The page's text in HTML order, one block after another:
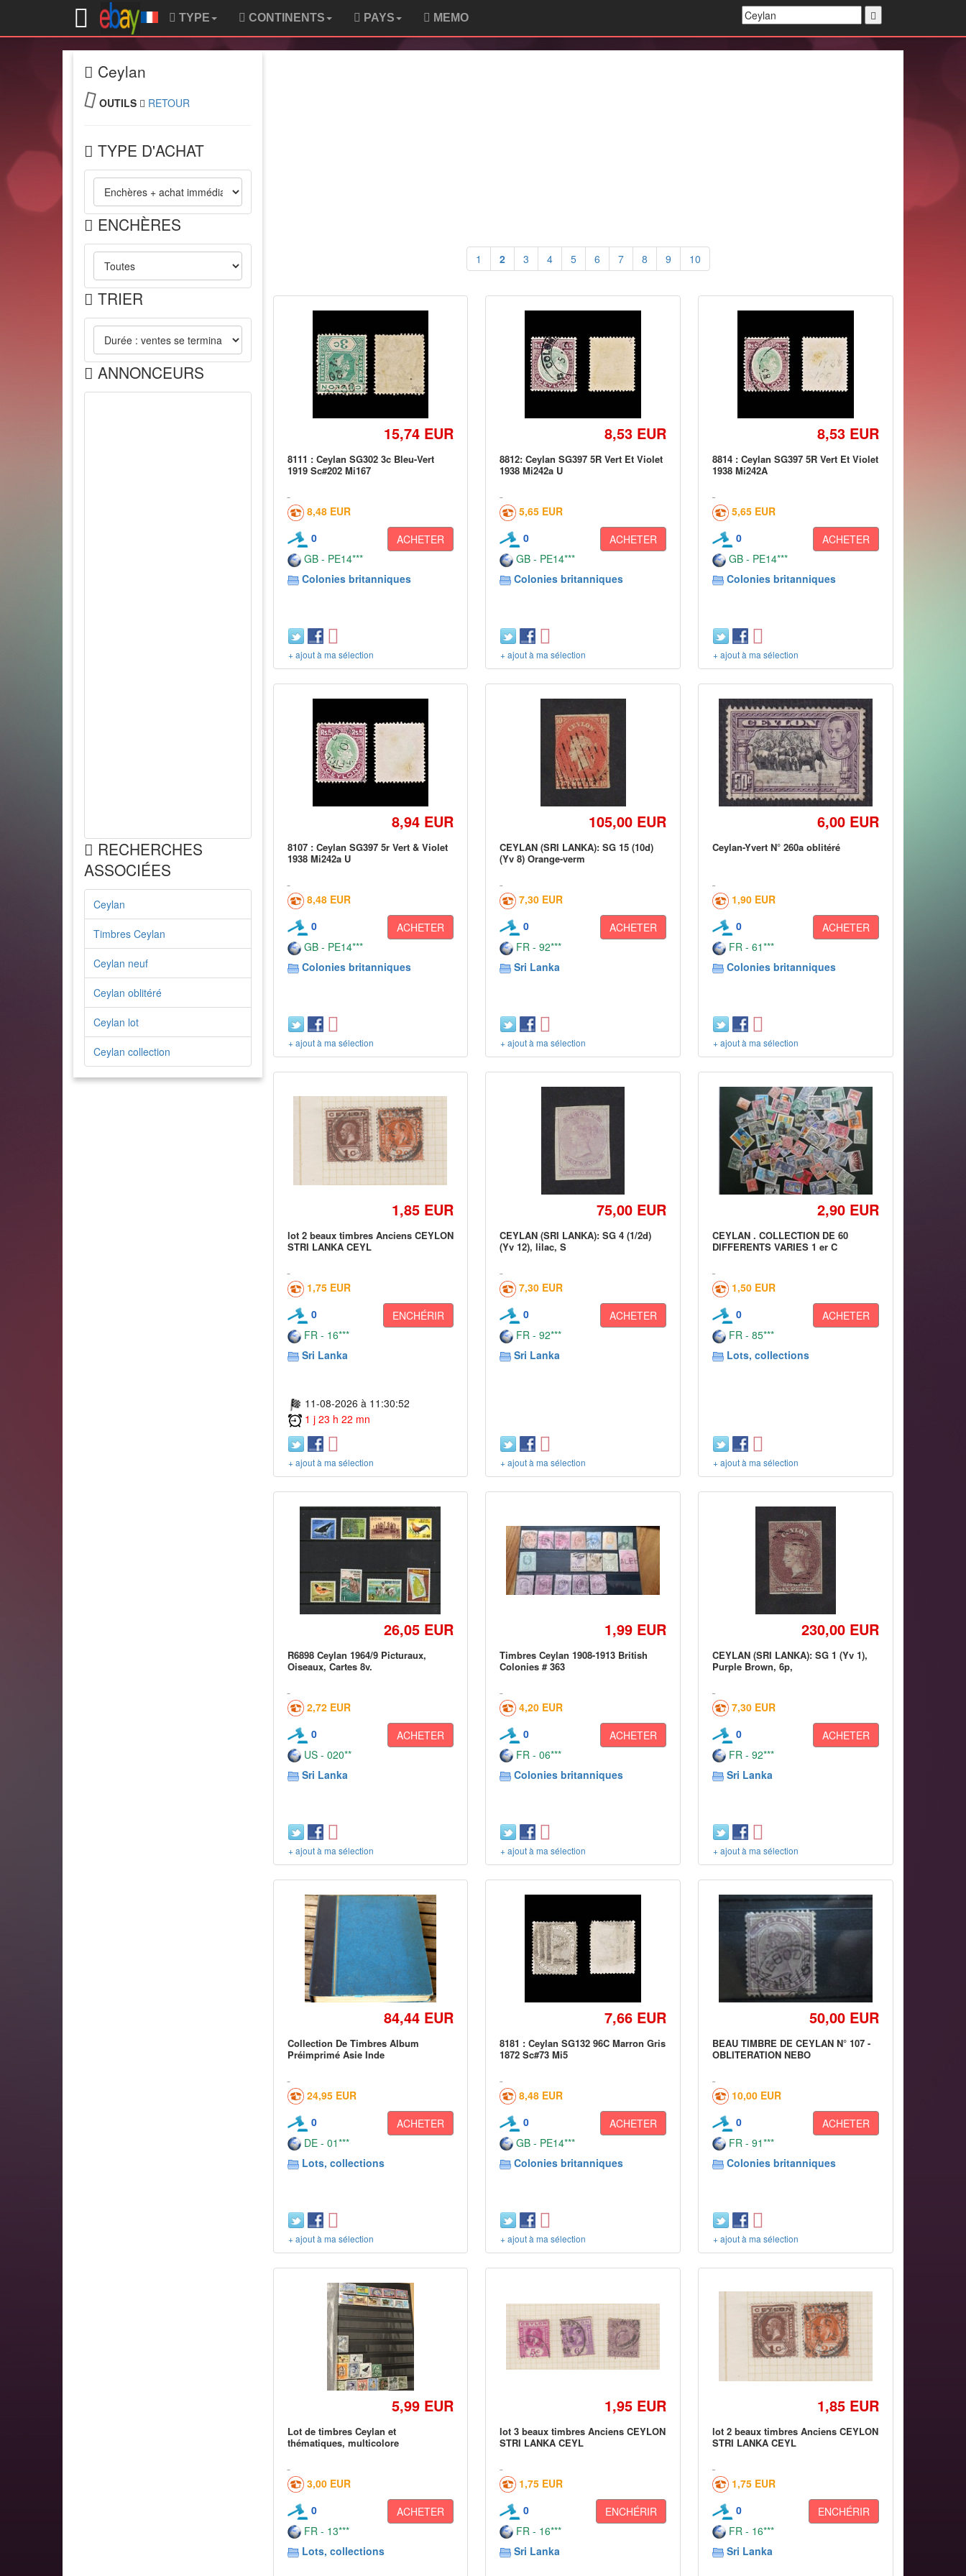
TYPE CONTINENTS PAYS MEMO
Ceylan
OUTILS RETOUR
TYPE D'ACHAT
ENCHÈRES
TRIER
ANNONCEURS
RECHERCHES
ASSOCIÉES
Ceylan
Timbres Ceylan
Ceylan neuf
Ceylan oblitéré
Ceylan lot
Ceylan collection
1 2 3 4 5 6 7 8 9 10
15,74 EUR
8111 : Ceylan SG302 3c Bleu-Vert
1919 Sc#202 Mi167
8,48 EUR
0
ACHETER
GB - PE14***
Colonies britanniques
+ ajout à ma sélection
8,53 EUR
8812: Ceylan SG397 5R Vert Et Violet
1938 Mi242a U
5,65 EUR
0
ACHETER
GB - PE14***
Colonies britanniques
+ ajout à ma sélection
8,53 EUR
8814 : Ceylan SG397 5R Vert Et Violet
1938 Mi242A
5,65 EUR
0
ACHETER
GB - PE14***
Colonies britanniques
+ ajout à ma sélection
8,94 EUR
8107 : Ceylan SG397 5r Vert & Violet
1938 Mi242a U
8,48 EUR
0
ACHETER
GB - PE14***
Colonies britanniques
+ ajout à ma sélection
105,00 EUR
CEYLAN (SRI LANKA): SG 15 (10d)
(Yv 8) Orange-verm
7,30 EUR
0
ACHETER
FR - 92***
Sri Lanka
+ ajout à ma sélection
6,00 EUR
Ceylan-Yvert N° 260a oblitéré
1,90 EUR
0
ACHETER
FR - 61***
Colonies britanniques
+ ajout à ma sélection
1,85 EUR
lot 2 beaux timbres Anciens CEYLON
STRI LANKA CEYL
1,75 EUR
0
ENCHÉRIR
FR - 16***
Sri Lanka
11-08-2026 à 11:30:52
1 j 23 h 22 mn
+ ajout à ma sélection
75,00 EUR
CEYLAN (SRI LANKA): SG 4 (1/2d)
(Yv 12), lilac, S
7,30 EUR
0
ACHETER
FR - 92***
Sri Lanka
+ ajout à ma sélection
2,90 EUR
CEYLAN . COLLECTION DE 60
DIFFERENTS VARIES 1 er C
1,50 EUR
0
ACHETER
FR - 85***
Lots, collections
+ ajout à ma sélection
26,05 EUR
R6898 Ceylan 1964/9 Picturaux,
Oiseaux, Cartes 8v.
2,72 EUR
0
ACHETER
US - 020**
Sri Lanka
+ ajout à ma sélection
1,99 EUR
Timbres Ceylan 1908-1913 British
Colonies # 363
4,20 EUR
0
ACHETER
FR - 06***
Colonies britanniques
+ ajout à ma sélection
230,00 EUR
CEYLAN (SRI LANKA): SG 1 (Yv 1),
Purple Brown, 6p,
7,30 EUR
0
ACHETER
FR - 92***
Sri Lanka
+ ajout à ma sélection
84,44 EUR
Collection De Timbres Album
Préimprimé Asie Inde
24,95 EUR
0
ACHETER
DE - 01***
Lots, collections
+ ajout à ma sélection
7,66 EUR
8181 : Ceylan SG132 96C Marron Gris
1872 Sc#73 Mi5
8,48 EUR
0
ACHETER
GB - PE14***
Colonies britanniques
+ ajout à ma sélection
50,00 EUR
BEAU TIMBRE DE CEYLAN N° 107 -
OBLITERATION NEBO
10,00 EUR
0
ACHETER
FR - 91***
Colonies britanniques
+ ajout à ma sélection
5,99 EUR
Lot de timbres Ceylan et
thématiques, multicolore
3,00 EUR
0
ACHETER
FR - 13***
Lots, collections
1,95 EUR
lot 3 beaux timbres Anciens CEYLON
STRI LANKA CEYL
1,75 EUR
0
ENCHÉRIR
FR - 16***
Sri Lanka
1,85 EUR
lot 2 beaux timbres Anciens CEYLON
STRI LANKA CEYL
1,75 EUR
0
ENCHÉRIR
FR - 16***
Sri Lanka